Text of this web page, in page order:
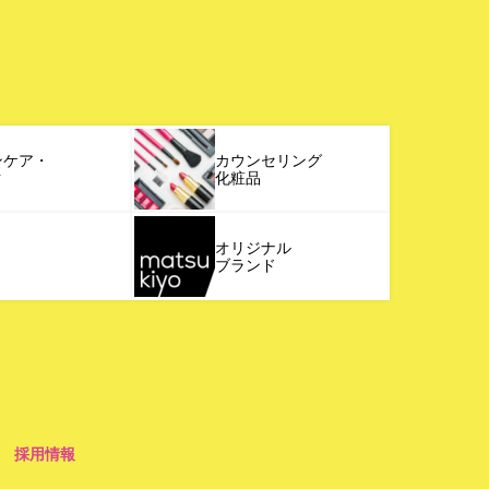
ア・
カウンセリング
化粧品
オリジナル
ブランド
採用情報